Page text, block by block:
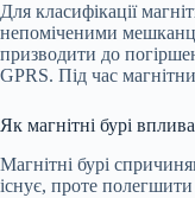
Для класифікації
непоміченими
призводити до
GPRS. Під час
Як магнітні бурі
Магнітні бурі
існує, проте